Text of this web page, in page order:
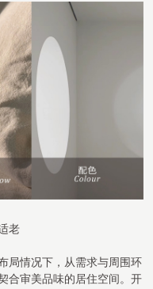
老
局情况下，从需求与周围环
合审美品味的居住空间。开